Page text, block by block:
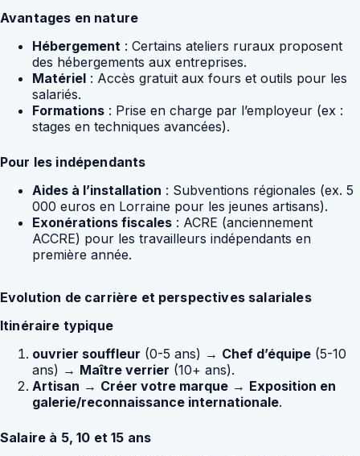
Avantages en nature
Hébergement : Certains ateliers ruraux proposent
des hébergements aux entreprises.
Matériel : Accès gratuit aux fours et outils pour les
salariés.
Formations : Prise en charge par l’employeur (ex :
stages en techniques avancées).
Pour les indépendants
Aides à l’installation : Subventions régionales (ex. 5
000 euros en Lorraine pour les jeunes artisans).
Exonérations fiscales : ACRE (anciennement
ACCRE) pour les travailleurs indépendants en
première année.
Evolution de carrière et perspectives salariales
Itinéraire typique
ouvrier souffleur (0-5 ans) → Chef d’équipe (5-10
ans) → Maître verrier (10+ ans).
Artisan → Créer votre marque → Exposition en
galerie/reconnaissance internationale.
Salaire à 5, 10 et 15 ans